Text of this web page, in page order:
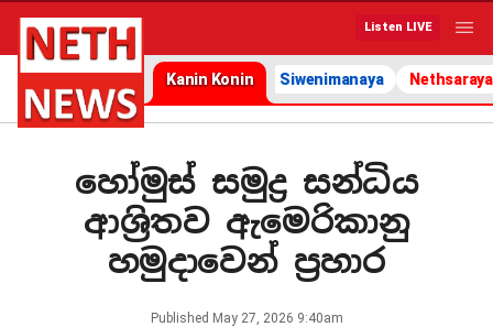
Listen LIVE
Kanin Konin Siwenimanaya Nethsaraya
හෝමුස් සමුද්‍ර සන්ධිය
ආශ්‍රිතව ඇමෙරිකානු
හමුදාවෙන් ප්‍රහාර
Published May 27, 2026 9:40am